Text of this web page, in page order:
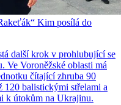
Kim posílá do
další krok v prohlubující se
Ve Voroněžské oblasti má
čítající zhruba 90
120 balistickými střelami a
k útokům na Ukrajinu.